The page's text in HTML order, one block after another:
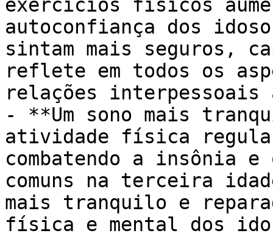
exercícios físicos
autoconfiança dos
sintam mais seguros,
reflete em todos os
relações
- **Um sono mais
atividade física
combatendo a insônia
comuns na terceira
mais tranquilo e
física e mental dos